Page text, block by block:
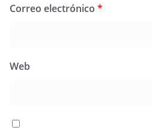
Correo electrónico *
Web